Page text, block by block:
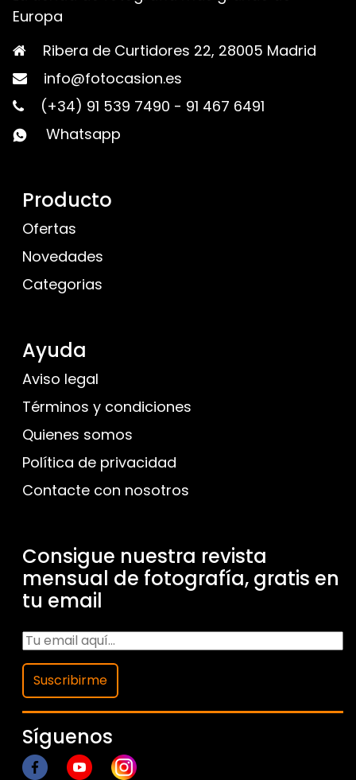
Europa
Ribera de Curtidores 22, 28005 Madrid
info@fotocasion.es
(+34) 91 539 7490 - 91 467 6491
Whatsapp
Producto
Ofertas
Novedades
Categorias
Ayuda
Aviso legal
Términos y condiciones
Quienes somos
Política de privacidad
Contacte con nosotros
Consigue nuestra revista
mensual de fotografía, gratis en
tu email
Suscribirme
Síguenos